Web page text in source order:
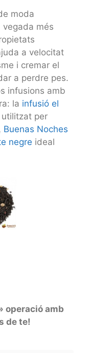
moda
més
a velocitat
i cremar el
a perdre pes.
infusions amb
la infusió el
per
Buenas Noches
negre ideal
operació amb
de te!